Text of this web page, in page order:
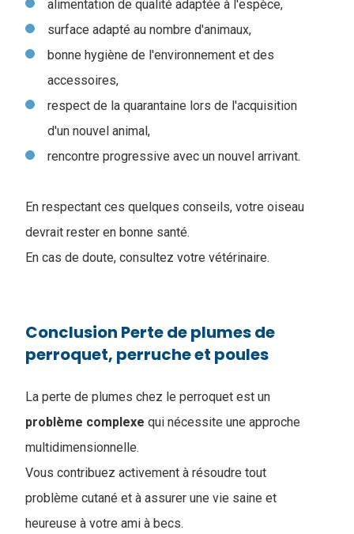
alimentation de qualité adaptée à l'espèce,
surface adapté au nombre d'animaux,
bonne hygiène de l'environnement et des
accessoires,
respect de la quarantaine lors de l'acquisition
d'un nouvel animal,
rencontre progressive avec un nouvel arrivant.
En respectant ces quelques conseils, votre oiseau
devrait rester en bonne santé.
En cas de doute, consultez votre vétérinaire.
Conclusion Perte de plumes de
perroquet, perruche et poules
La perte de plumes chez le perroquet est un
problème complexe qui nécessite une approche
multidimensionnelle.
Vous contribuez activement à résoudre tout
problème cutané et à assurer une vie saine et
heureuse à votre ami à becs.